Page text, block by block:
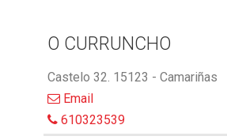
O CURRUNCHO
Castelo 32. 15123 - Camariñas
Email
610323539